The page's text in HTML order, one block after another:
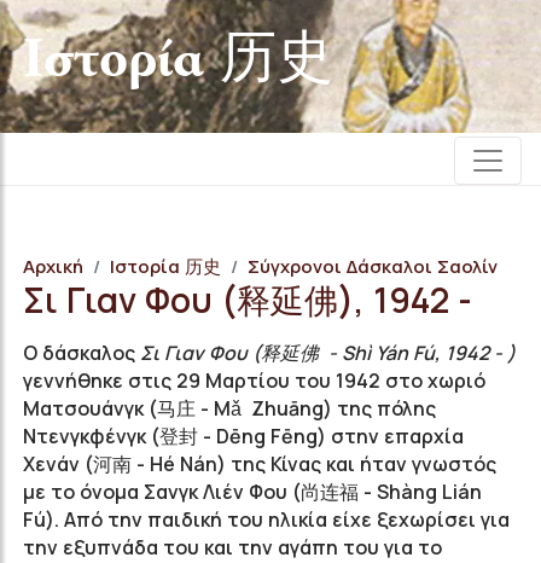
Iστορία 历史
Αρχική Iστορία 历史 Σύγχρονοι Δάσκαλοι Σαολίν
Σι Γιαν Φου (释延佛), 1942 -
Ο δάσκαλος Σι Γιαν Φου (释延佛 - Shì Yán Fú, 1942 - )
γεννήθηκε στις 29 Μαρτίου του 1942 στο χωριό
Ματσουάνγκ (马庄 - Mǎ Zhuāng) της πόλης
Ντενγκφένγκ (登封 - Dēng Fēng) στην επαρχία
Χενάν (河南 - Hé Nán) της Κίνας και ήταν γνωστός
με το όνομα Σανγκ Λιέν Φου (尚连福 - Shàng Lián
Fú). Από την παιδική του ηλικία είχε ξεχωρίσει για
την εξυπνάδα του και την αγάπη του για το